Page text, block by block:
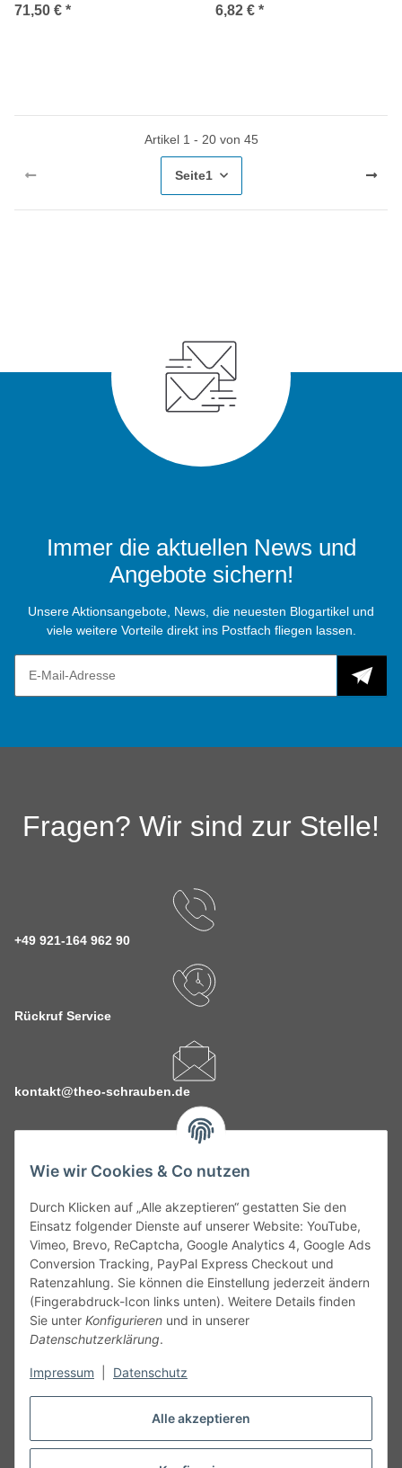
Alle akzeptieren
Wie wir Cookies & Co nutzen
Durch Klicken auf „Alle akzeptieren“ gestatten Sie den
Einsatz folgender Dienste auf unserer Website: YouTube,
Vimeo, Brevo, ReCaptcha, Google Analytics 4, Google Ads
Conversion Tracking, PayPal Express Checkout und
Ratenzahlung. Sie können die Einstellung jederzeit ändern
(Fingerabdruck-Icon links unten). Weitere Details finden
Sie unter Konfigurieren und in unserer
Datenschutzerklärung.
Impressum Datenschutz
Außensprengringe, 500 mm
71,50 € *
Innensprengringe, 150 mm
6,82 € *
Artikel 1 - 20 von 45
Seite1
Immer die aktuellen News und
Angebote sichern!
Unsere Aktionsangebote, News, die neuesten Blogartikel und
viele weitere Vorteile direkt ins Postfach fliegen lassen.
Fragen? Wir sind zur Stelle!
+49 921-164 962 90
Rückruf Service
kontakt@theo-schrauben.de
Service
Gesetzliche Informationen
Alle technischen Angaben ohne Gewähr. Irrtümer und fehlerhafte
Angaben vorbehalten. Wenn Sie Datenblätter oder spezielle
unseren Kundenservice. Abbildungen der Artikel können
Vertrag widerrufen